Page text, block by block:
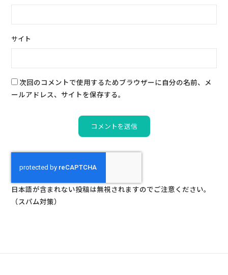
サイト
次回のコメントで使用するためブラウザーに自分の名前、メ
ールアドレス、サイトを保存する。
日本語が含まれない投稿は無視されますのでご注意ください。
（スパム対策）